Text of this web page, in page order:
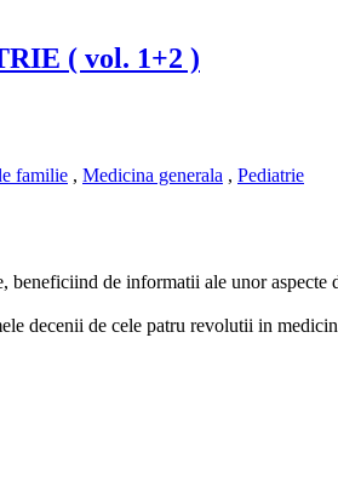
( vol. 1+2 )
familie , Medicina generala , Pediatrie
beneficiind de informatii ale unor
decenii de cele patru revolutii in